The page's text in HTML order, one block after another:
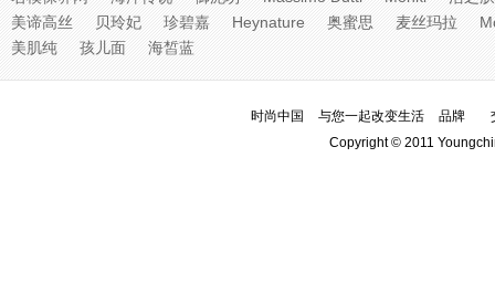
美谛高丝
贝玲妃 珍碧嘉 Heynature 奥蜜思 麦丝玛拉
美肌纯
孩儿面 海皙蓝
时尚中国 与您一起改变生活 品牌
Copyright © 2011